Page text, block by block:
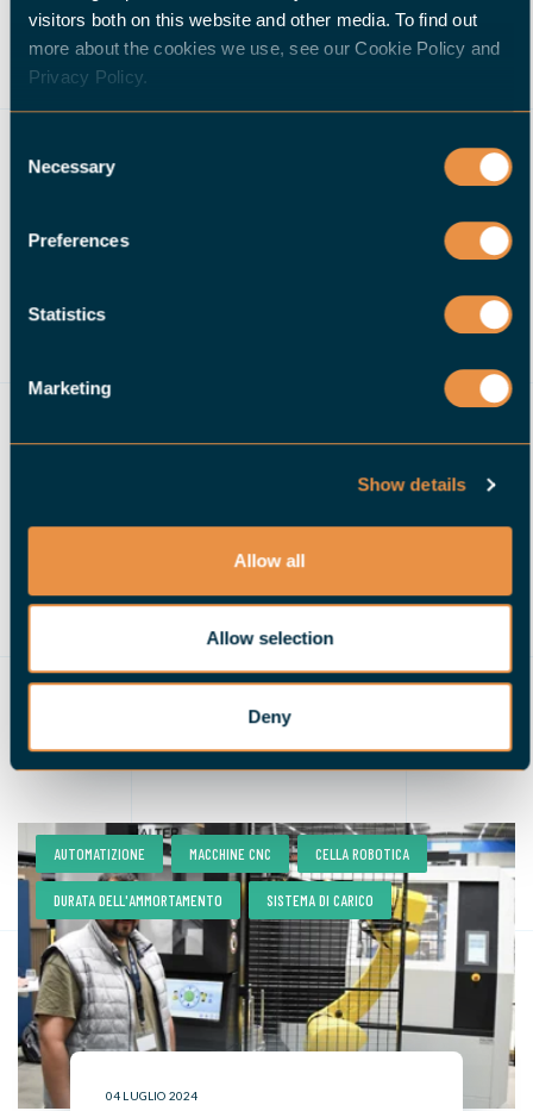
visitors both on this website and other media. To find out
more about the cookies we use, see our Cookie Policy and
Privacy Policy.
Selection
Necessary
Preferences
Statistics
Marketing
Show details
Allow all
Allow selection
Deny
COMUNICATO STAMPA:
Halter Group B.V. entra a far
parte del Gruppo Gibas
Enorme guadagno in
flessibilità - Frank
Verzahnungstechik e.K.
04 LUGLIO 2024
AUTOMATIZIONE
,
MACCHINE CNC
,
CELLA ROBOTICA
,
DURATA DELL'AMMORTAMENTO
,
SISTEMA DI CARICO